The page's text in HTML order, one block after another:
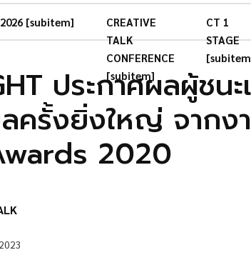
[subitem]
CREATIVE
TALK
CONFERENCE
[subitem]
CT 1
STAGE
ประกาศผลผู้ชน
ลครั้งยิ่งใหญ่ จากง
2020